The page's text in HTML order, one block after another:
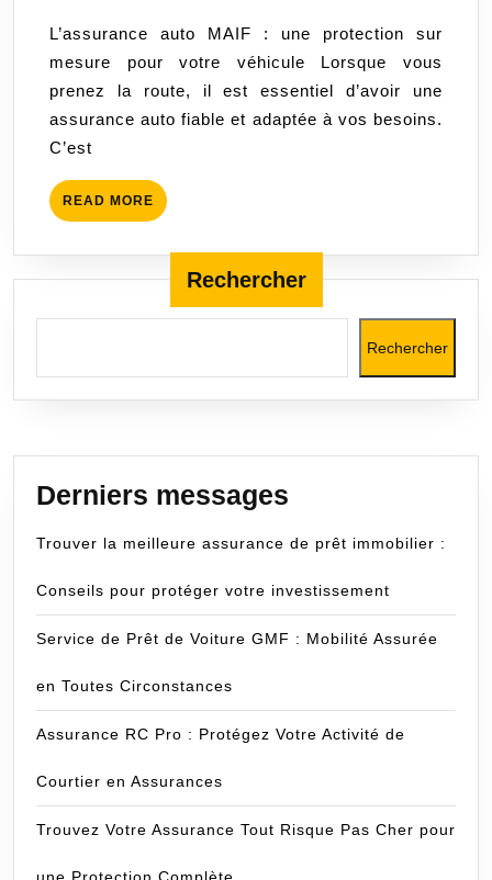
Une
Protection
Sur
Mesure
L’assurance auto MAIF : une protection sur
mesure pour votre véhicule Lorsque vous
prenez la route, il est essentiel d’avoir une
assurance auto fiable et adaptée à vos besoins.
C’est
READ MORE READ
MORE
Rechercher
Rechercher
Derniers messages
Trouver la meilleure assurance de prêt immobilier :
Conseils pour protéger votre investissement
Service de Prêt de Voiture GMF : Mobilité Assurée
en Toutes Circonstances
Assurance RC Pro : Protégez Votre Activité de
Courtier en Assurances
Trouvez Votre Assurance Tout Risque Pas Cher pour